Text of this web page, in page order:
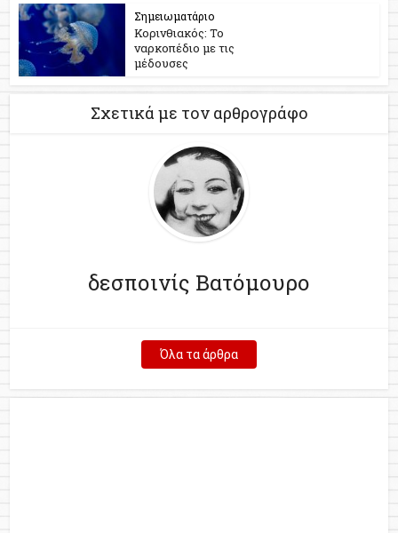
Σημειωματάριο
Κορινθιακός: Το
ναρκοπέδιο με τις
μέδουσες
Σχετικά με τον αρθρογράφο
δεσποινίς Βατόμουρο
Όλα τα άρθρα